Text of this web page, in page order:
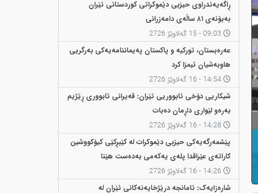
ڕاگەیەندراوی حیزبی دێموکراتی کوردستانی ئێران
بەبۆنەی ٨١ ساڵەی دامەزرانی
عەرەبستان، تورکیە و پاکستان پەیماننامەیەکی بەرگریی
هاوبەشیان ئیمزا کرد
شیکاریی دۆخی ئابووریی ئێران: قەیرانی ئابووری ڕێژیم
بەرەو لێواری داڕمان دەبات
پێشمەرگەیەکی حیزبی دێموکرات لە کێبڕکێی کیۆکووشین
کاراتەی عێراقدا پلەی یەکەمی بەدەست هێنا
شارەزایەک: ئامانجە درێژخایەنەکانی ئێران لە